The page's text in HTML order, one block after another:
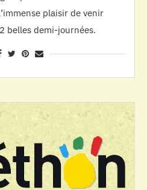
plaisir de venir
belles demi-journées.